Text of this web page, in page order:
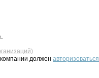
должен авторизоваться